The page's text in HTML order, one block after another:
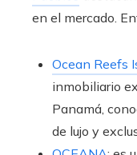
en el mercado.
Ocean Reefs
inmobiliario
Panamá,
de lujo y